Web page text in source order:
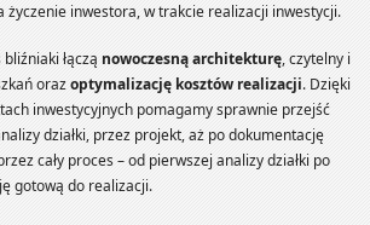
życzenie inwestora, w trakcie realizacji inwestycji.
łączą nowoczesną architekturę, czytelny i
orazoptymalizację kosztów realizacji. Dzięki
inwestycyjnych pomagamy sprawnie przejść
działki, przez projekt, aż po dokumentację
cały proces – od pierwszej analizy działki po
gotową do realizacji.